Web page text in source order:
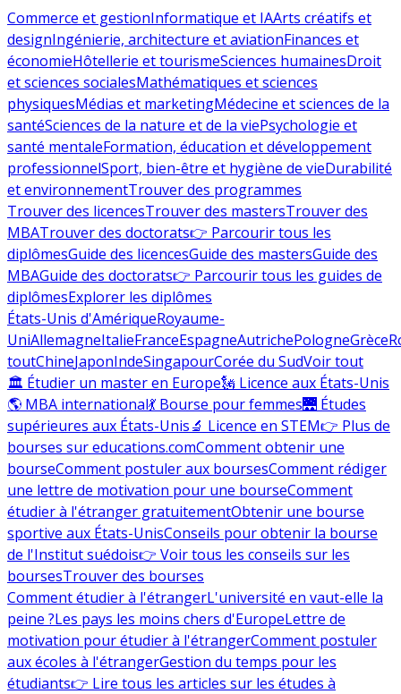
Commerce et gestionInformatique et IAArts créatifs et
designIngénierie, architecture et aviationFinances et
économieHôtellerie et tourismeSciences humainesDroit
et sciences socialesMathématiques et sciences
physiquesMédias et marketingMédecine et sciences de la
santéSciences de la nature et de la viePsychologie et
santé mentaleFormation, éducation et développement
professionnelSport, bien-être et hygiène de vieDurabilité
et environnementTrouver des programmes
Trouver des licencesTrouver des mastersTrouver des
MBATrouver des doctorats👉 Parcourir tous les
diplômesGuide des licencesGuide des mastersGuide des
MBAGuide des doctorats👉 Parcourir tous les guides de
diplômesExplorer les diplômes
États-Unis d'AmériqueRoyaume-
UniAllemagneItalieFranceEspagneAutrichePologneGrèce
toutChineJaponIndeSingapourCorée du SudVoir tout
🏛 Étudier un master en Europe🗽 Licence aux États-Unis
🌎 MBA international💃 Bourse pour femmes🌉 Études
supérieures aux États-Unis🔬 Licence en STEM👉 Plus de
bourses sur educations.comComment obtenir une
bourseComment postuler aux boursesComment rédiger
une lettre de motivation pour une bourseComment
étudier à l'étranger gratuitementObtenir une bourse
sportive aux États-UnisConseils pour obtenir la bourse
de l'Institut suédois👉 Voir tous les conseils sur les
boursesTrouver des bourses
Comment étudier à l'étrangerL'université en vaut-elle la
peine ?Les pays les moins chers d'EuropeLettre de
motivation pour étudier à l'étrangerComment postuler
aux écoles à l'étrangerGestion du temps pour les
étudiants👉 Lire tous les articles sur les études à